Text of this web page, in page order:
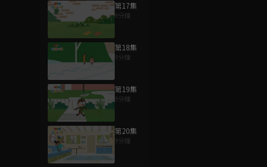
第17集
9分鐘
第18集
9分鐘
第19集
9分鐘
第20集
9分鐘